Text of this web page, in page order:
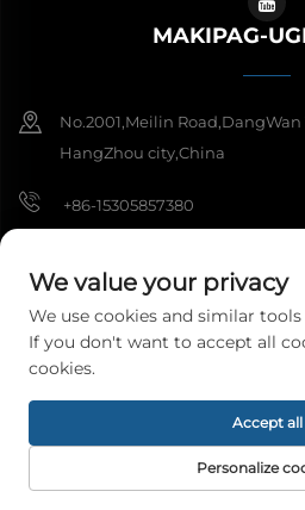
MAKIPAG-
No.2001,Meilin
HangZhou city,China
+86-15305857380
Copyright © 2026 Hangzhou Meibi
lahat ng karapatan ay nakareserba.
We value your privacy
We use cookies and similar
If you don't want to accept all
cookies.
Personalize
Accept all